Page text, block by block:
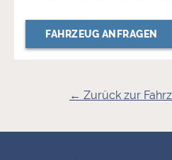
FAHRZEUG ANFRAGEN
← Zurück zur